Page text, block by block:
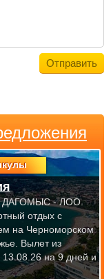
ДАГОМЫС - ЛОО.
отдых с
на Черноморском
Вылет из
на 9 дней и